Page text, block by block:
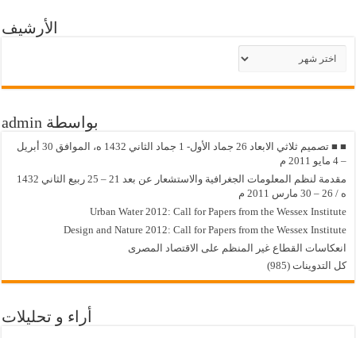
الأرشيف
بواسطة admin
■ ■ تصميم ثلاثي الابعاد 26 جماد الأول- 1 جماد الثاني 1432 ه، الموافق 30 أبريل
مقدمة لنظم المعلومات الجغرافية والاستشعار عن بعد 21 – 25 ربيع الثاني 1432
مارس 2011 م
Urban Water 2012: Call for Papers from the Wessex
Design and Nature 2012: Call for Papers from the Wessex
القطاع غير المنظم على الاقتصاد المصرى
التدوينات (985)
أراء و تحليلات